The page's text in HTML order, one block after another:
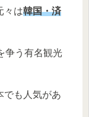
々は韓国・済
争う有名観光
でも人気があ